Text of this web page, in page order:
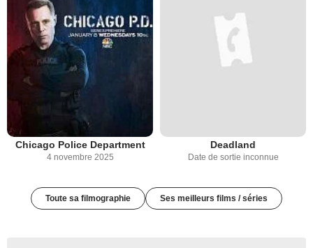
Chicago Police Department
4 novembre 2025
Deadland
Date de sortie inconnue
Toute sa filmographie Ses meilleurs films / séries